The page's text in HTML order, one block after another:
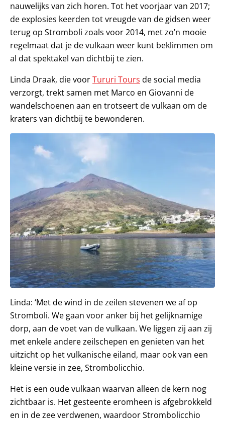
nauwelijks van zich horen. Tot het voorjaar van 2017;
de explosies keerden tot vreugde van de gidsen weer
terug op Stromboli zoals voor 2014, met zo’n mooie
regelmaat dat je de vulkaan weer kunt beklimmen om
al dat spektakel van dichtbij te zien.
Linda Draak, die voorTururi Tours de social media
verzorgt, trekt samen met Marco en Giovanni de
wandelschoenen aan en trotseert de vulkaan om de
kraters van dichtbij te bewonderen.
Linda: ‘Met de wind in de zeilen stevenen we af op
Stromboli. We gaan voor anker bij het gelijknamige
dorp, aan de voet van de vulkaan. We liggen zij aan zij
met enkele andere zeilschepen en genieten van het
uitzicht op het vulkanische eiland, maar ook van een
kleine versie in zee, Strombolicchio.
Het is een oude vulkaan waarvan alleen de kern nog
zichtbaar is. Het gesteente eromheen is afgebrokkeld
en in de zee verdwenen, waardoor Strombolicchio